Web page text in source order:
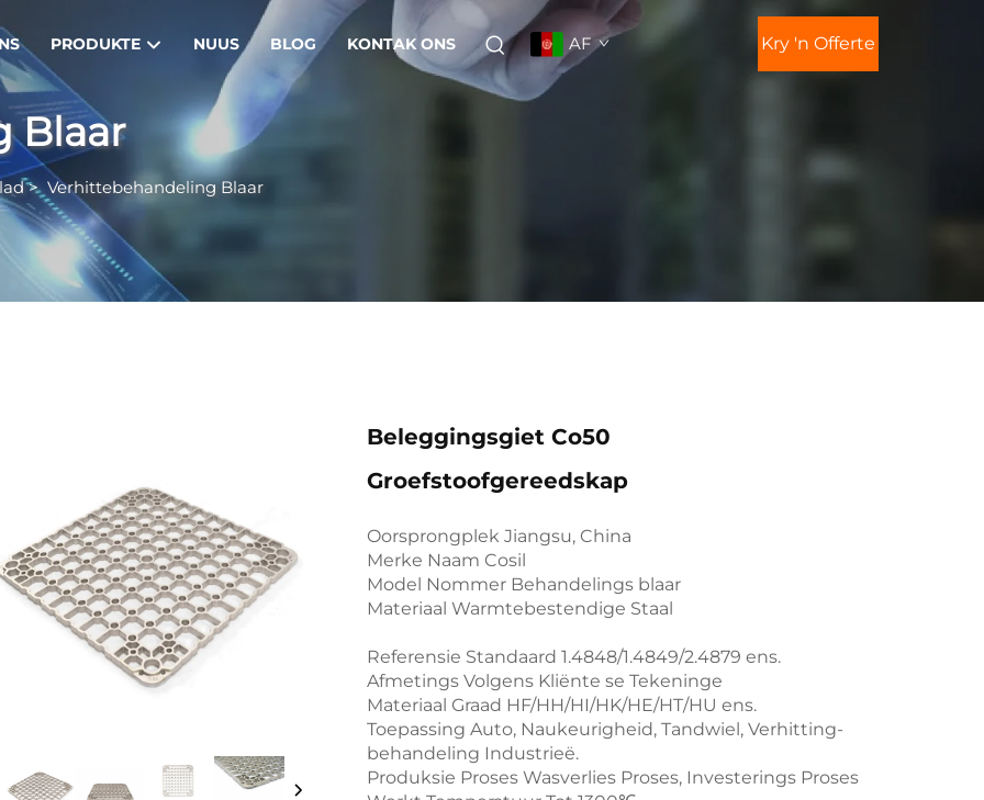
PRODUKTE NUUS BLOG KONTAK ONS AF Kry 'n Offerte
Blaar
> Verhittebehandeling Blaar
Beleggingsgiet Co50
Groefstoofgereedskap
Oorsprongplek Jiangsu, China
Merke Naam Cosil
Model Nommer Behandelings blaar
Materiaal Warmtebestendige Staal
Referensie Standaard 1.4848/1.4849/2.4879 ens.
Afmetings Volgens Kliënte se Tekeninge
Materiaal Graad HF/HH/HI/HK/HE/HT/HU ens.
Toepassing Auto, Naukeurigheid, Tandwiel, Verhitting-
behandeling Industrieë.
Produksie Proses Wasverlies Proses, Investerings Proses